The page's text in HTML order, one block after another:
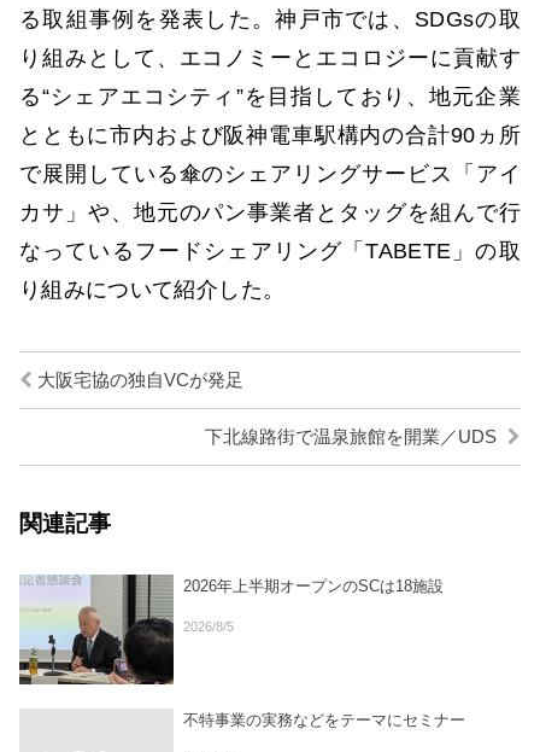
る取組事例を発表した。神戸市では、SDGsの取
り組みとして、エコノミーとエコロジーに貢献す
る“シェアエコシティ”を目指しており、地元企業
とともに市内および阪神電車駅構内の合計90ヵ所
で展開している傘のシェアリングサービス「アイ
カサ」や、地元のパン事業者とタッグを組んで行
なっているフードシェアリング「TABETE」の取
り組みについて紹介した。
大阪宅協の独自VCが発足
下北線路街で温泉旅館を開業／UDS
関連記事
2026年上半期オープンのSCは18施設
2026/8/5
不特事業の実務などをテーマにセミナー